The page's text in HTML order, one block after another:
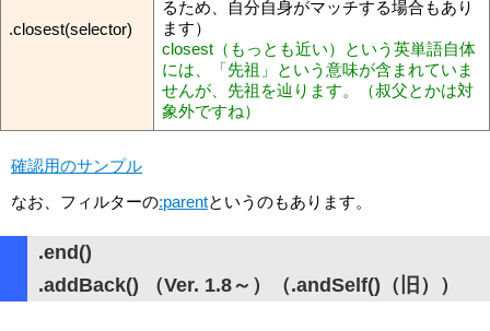
.closest(selector)
るため、自分自身がマッチする場合もあり
ます）
closest（もっとも近い）という英単語自体
には、「先祖」という意味が含まれていま
せんが、先祖を辿ります。（叔父とかは対
象外ですね）
確認用のサンプル
なお、フィルターの:parentというのもあります。
.end()
.addBack() （Ver. 1.8～）（.andSelf()（旧））